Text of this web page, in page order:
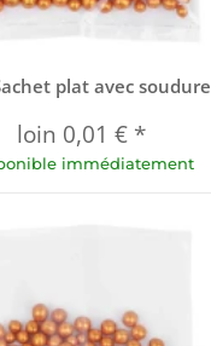
plat avec soudure
loin 0,01 € *
immédiatement